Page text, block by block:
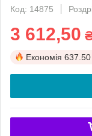
Код: 14875
3 612,50
Економія